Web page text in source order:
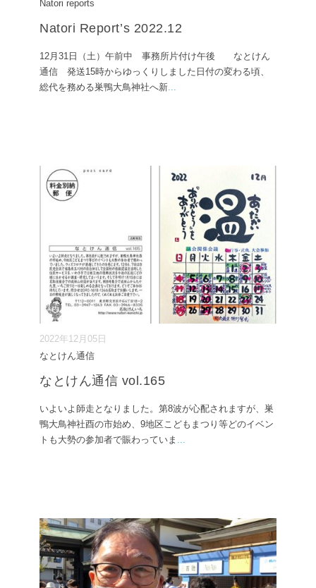
Natori reports
Natori Report’s 2022.12
12月31日（土）午前中 事務所片付け午後 なとけん
通信 発送15時からゆっくりしました日付の変わる頃、
総代を務める巣鴨大鳥神社へ新
2022年12月05日
なとけん通信
なとけん通信 vol.165
いよいよ師走となりました。第8波が心配されますが、巣
鴨大鳥神社酉の市始め、9地区こどもまつり等どのイベン
トも大勢の参加者で賑わっていま